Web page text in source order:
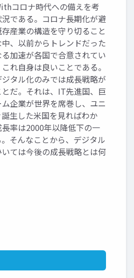
コロナ時代への備えを考
である。コロナ長期化が避
産業の構造を守り切ること
、以前からトレンドだった
加速が各国で合意されてい
れ自身は良いことである。
タル化のみでは成長戦略が
だ。それは、IT先進国、巨
企業が世界を席巻し、ユニ
生した米国を見ればわか
率は2000年以降低下の一
そんなことから、デジタル
ては今後の成長戦略とは何